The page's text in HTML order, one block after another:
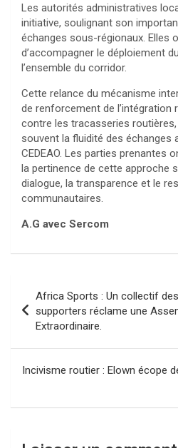
Les autorités administratives
initiative, soulignant son
échanges sous-régionaux. Elles
d’accompagner le déploiement
l’ensemble du corridor.
Cette relance du mécanisme
de renforcement de l’intégration
contre les tracasseries
souvent la fluidité des échanges
CEDEAO. Les parties prenantes
la pertinence de cette approche
dialogue, la transparence et le
communautaires.
A.G avec Sercom
de
l’article
Africa Sports : Un collectif
supporters réclame une
Extraordinaire.
Incivisme routier : Elown écope